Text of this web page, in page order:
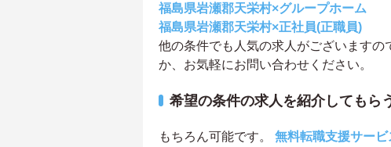
福島県岩瀬郡天栄村×グループホーム
福島県岩瀬郡天栄村×正社員(正職員)
他の条件でも人気の求人がございますの
か、お気軽にお問い合わせください。
希望の条件の求人を紹介してもら
もちろん可能です。 無料転職支援サービ